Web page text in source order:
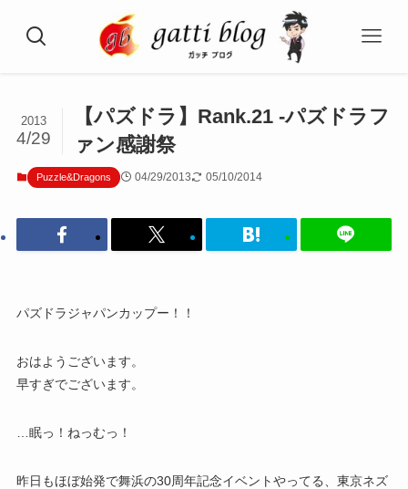
【パズドラ】Rank.21 -パズドラフ
ァン感謝祭
2013
4/29
Puzzle&Dragons 04/29/2013 05/10/2014
パズドラジャパンカップー！！
おはようございます。
早すぎでございます。
…眠っ！ねっむっ！
昨日もほぼ始発で舞浜の30周年記念イベントやってる、東京ネズ